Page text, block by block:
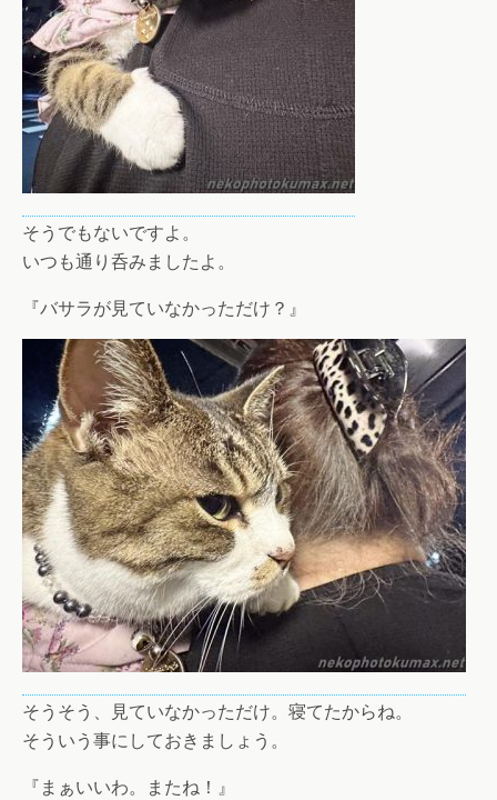
そうでもないですよ。
いつも通り呑みましたよ。
『バサラが見ていなかっただけ？』
そうそう、見ていなかっただけ。寝てたからね。
そういう事にしておきましょう。
『まぁいいわ。またね！』